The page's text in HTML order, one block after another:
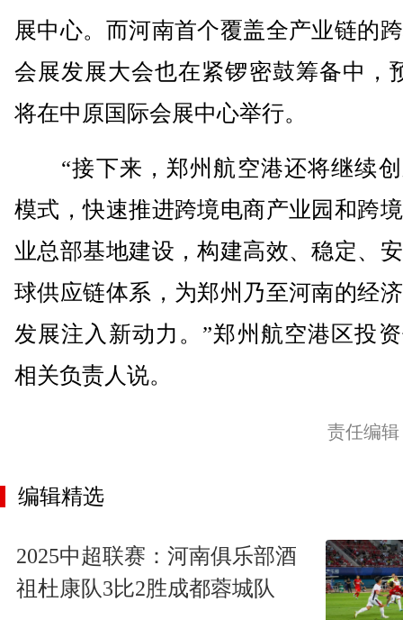
展中心。而河南首个覆盖全产业链的
会展发展大会也在紧锣密鼓筹备中，
将在中原国际会展中心举行。
“接下来，郑州航空港还将继续创
模式，快速推进跨境电商产业园和跨
业总部基地建设，构建高效、稳定、
球供应链体系，为郑州乃至河南的经
发展注入新动力。”郑州航空港区投
相关负责人说。
责任编
编辑精选
2025中超联赛：河南俱乐部酒
祖杜康队3比2胜成都蓉城队